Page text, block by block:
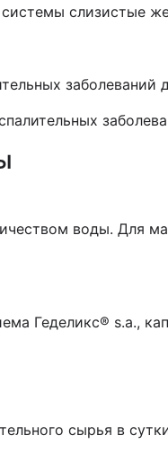
слизистые
заболеваний
воды. Для
Геделикс® s.a.,
сырья в